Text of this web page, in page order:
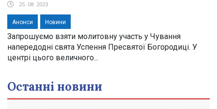
25. 08. 2023
Анонси Новини
Запрошуємо взяти молитовну участь у Чування
напередодні свята Успення Пресвятої Богородиці. У
центрі цього величного...
Останні новини